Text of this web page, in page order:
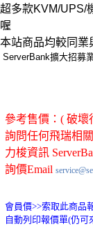
超多款KVM/UPS/
喔
本站商品均較同業
ServerBank擴大招募
參考售價：( 破壞
詢問任何飛瑞相
力梭資訊
詢價Email
會員價>>索取此商品
自動列印報價單(仍可